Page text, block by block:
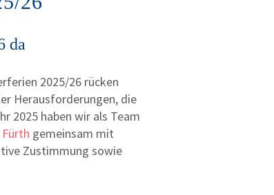
da
2025/26 rücken
Herausforderungen, die
2025 haben wir als Team
gemeinsam mit
Zustimmung sowie